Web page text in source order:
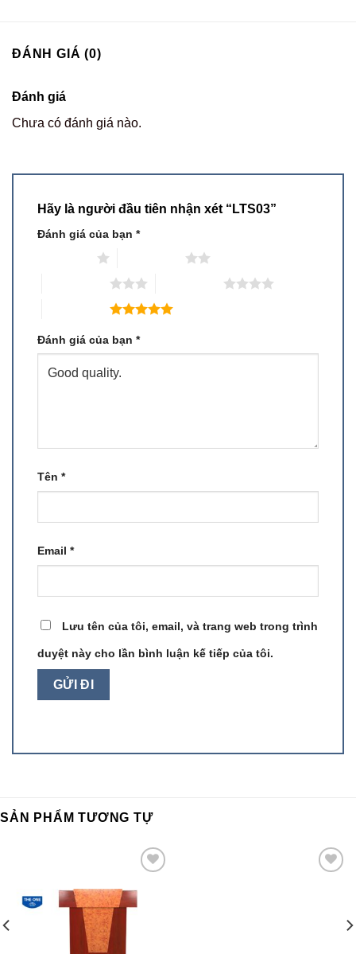
ĐÁNH GIÁ (0)
Đánh giá
Chưa có đánh giá nào.
Hãy là người đầu tiên nhận xét “LTS03”
Đánh giá của bạn *
Đánh giá của bạn *
Tên *
Email *
Lưu tên của tôi, email, và trang web trong trình
duyệt này cho lần bình luận kế tiếp của tôi.
SẢN PHẨM TƯƠNG TỰ